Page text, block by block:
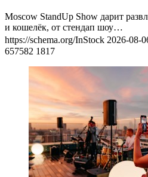
Moscow StandUp Show дарит
и кошелёк, от стендап шоу…
https://schema.org/InStock 2026-08-
657582 1817